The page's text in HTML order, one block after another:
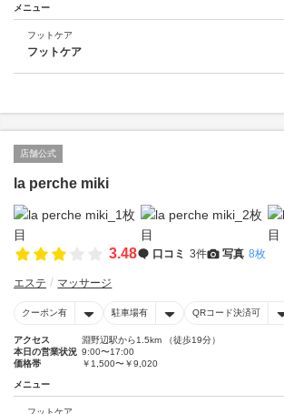
メニュー
フットケア
フットケア
店舗公式
la perche miki
3.48 口コミ 3件 写真 8枚
エステ マッサージ
クーポン有 駐車場有 QRコード決済可
アクセス
淵野辺駅から1.5km （徒歩19分）
本日の営業状況 9:00〜17:00
価格帯
￥1,500〜￥9,020
メニュー
フットケア